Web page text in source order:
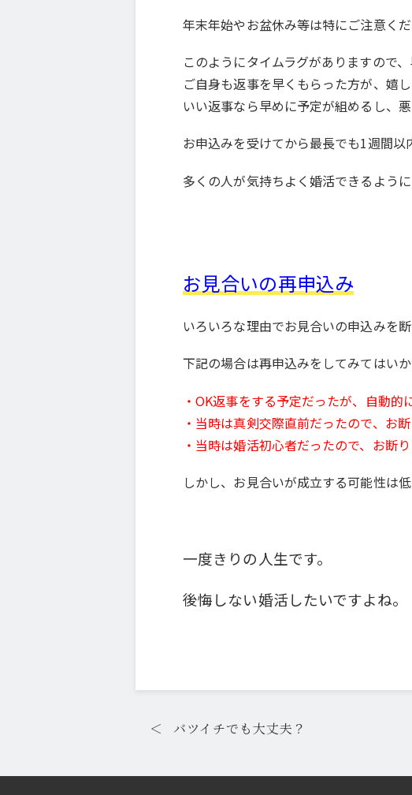
年末年始やお盆休み等は特にご注意くだ
このようにタイムラグがありますので
ご自身も返事を早くもらった方が、嬉
いい返事なら早めに予定が組めるし、
お申込みを受けてから最長でも1週間以
多くの人が気持ちよく婚活できるよう
お見合いの再申込み
いろいろな理由でお見合いの申込みを
下記の場合は再申込みをしてみてはい
・OK返事をする予定だったが、自動的
・当時は真剣交際直前だったので、お
・当時は婚活初心者だったので、お断
しかし、お見合いが成立する可能性は
一度きりの人生です。
後悔しない婚活したいですよね。
＜ バツイチでも大丈夫？